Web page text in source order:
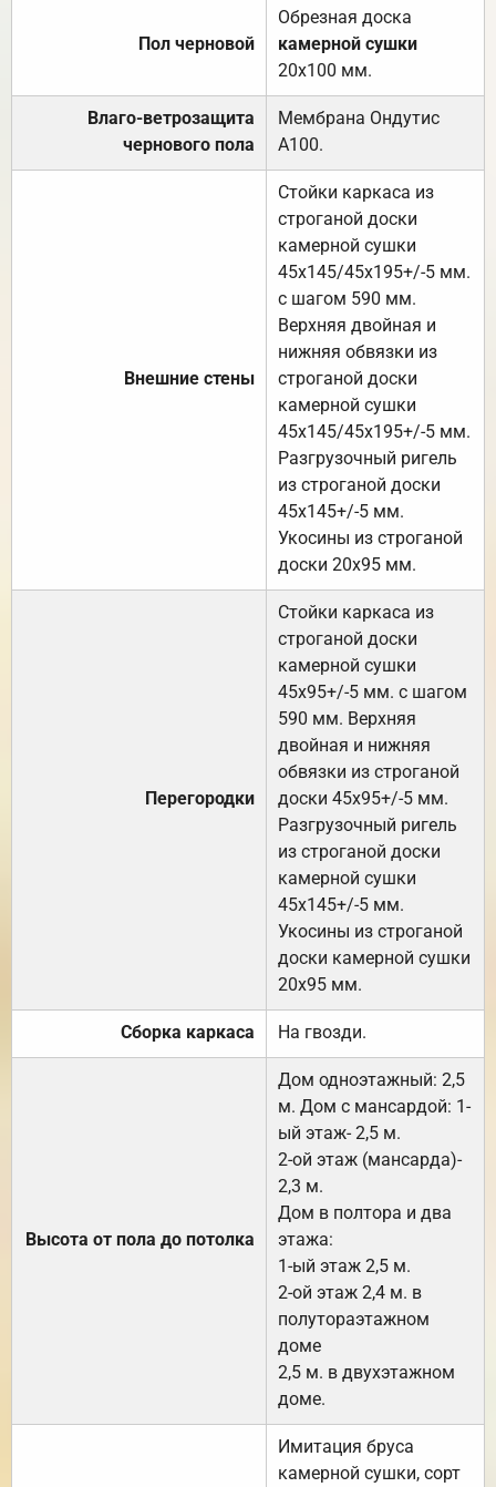
Пол черновой
Обрезная доска
камерной сушки
20х100 мм.
Влаго-ветрозащита
чернового пола
Мембрана Ондутис
А100.
Внешние стены
Стойки каркаса из
строганой доски
камерной сушки
45х145/45х195+/-5 мм.
с шагом 590 мм.
Верхняя двойная и
нижняя обвязки из
строганой доски
камерной сушки
45х145/45х195+/-5 мм.
Разгрузочный ригель
из строганой доски
45х145+/-5 мм.
Укосины из строганой
доски 20х95 мм.
Перегородки
Стойки каркаса из
строганой доски
камерной сушки
45х95+/-5 мм. с шагом
590 мм. Верхняя
двойная и нижняя
обвязки из строганой
доски 45х95+/-5 мм.
Разгрузочный ригель
из строганой доски
камерной сушки
45х145+/-5 мм.
Укосины из строганой
доски камерной сушки
20х95 мм.
Сборка каркаса На гвозди.
Высота от пола до потолка
Дом одноэтажный: 2,5
м. Дом с мансардой: 1-
ый этаж- 2,5 м.
2-ой этаж (мансарда)-
2,3 м.
Дом в полтора и два
этажа:
1-ый этаж 2,5 м.
2-ой этаж 2,4 м. в
полутораэтажном
доме
2,5 м. в двухэтажном
доме.
Имитация бруса
камерной сушки, сорт